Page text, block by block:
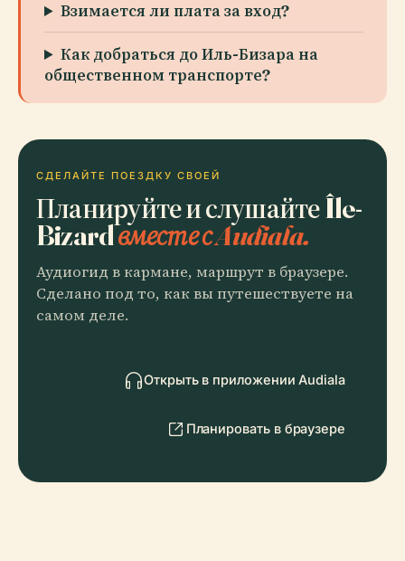
Взимается ли плата за вход?
Как добраться до Иль-Бизара на
общественном транспорте?
СДЕЛАЙТЕ ПОЕЗДКУ СВОЕЙ
Планируйте и слушайте Île-
Bizardвместе с Audiala.
Аудиогид в кармане, маршрут в браузере.
Сделано под то, как вы путешествуете на
самом деле.
Открыть в приложении Audiala
Планировать в браузере